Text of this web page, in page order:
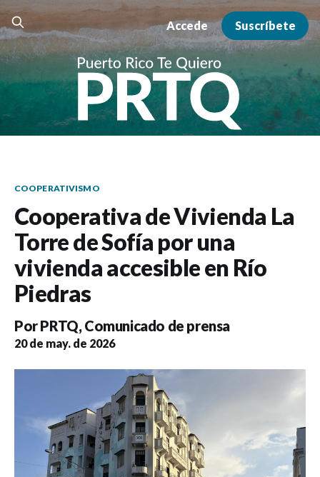
Accede Suscríbete
COOPERATIVISMO
Cooperativa de Vivienda La
Torre de Sofía por una
vivienda accesible en Río
Piedras
PorPRTQ,Comunicado de prensa
20 de may. de 2026